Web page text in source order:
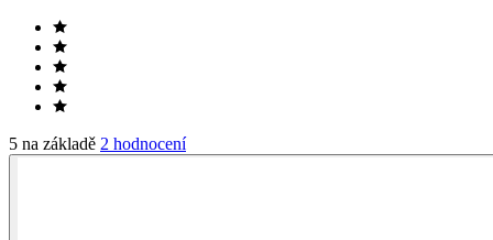
5 na základě 2 hodnocení